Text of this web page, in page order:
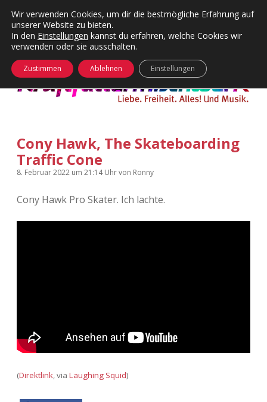
Kategorien
Menü
24 Hours Chilling
Die Wende
KFMW-Disco
kfmw.stuff
Kopfkinomusik
KFMW-Disco
Dates
Contact
Adventskalender
Adventskalender 2010
Adventskalender 2015
Adventskalender 2016
facebook
instagram
rss soundcloud
vimeo
öffnen
Cony Hawk, The Skateboarding
Traffic Cone
8. Februar 2022 um 21:14 Uhrvon Ronny
Cony Hawk Pro Skater. Ich lachte.
(Direktlink, via Laughing Squid)
Wir verwenden Cookies, um dir die bestmögliche Erfahrung auf
unserer Website zu bieten.
In den Einstellungen kannst du erfahren, welche Cookies wir
verwenden oder sie ausschalten.
Zustimmen Ablehnen Einstellungen